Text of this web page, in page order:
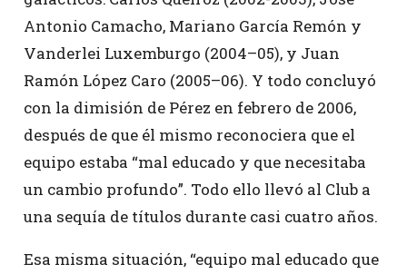
Antonio Camacho, Mariano García Remón y
Vanderlei Luxemburgo (2004–05), y Juan
Ramón López Caro (2005–06). Y todo concluyó
con la dimisión de Pérez en febrero de 2006,
después de que él mismo reconociera que el
equipo estaba “mal educado y que necesitaba
un cambio profundo”. Todo ello llevó al Club a
una sequía de títulos durante casi cuatro años.
Esa misma situación, “equipo mal educado que